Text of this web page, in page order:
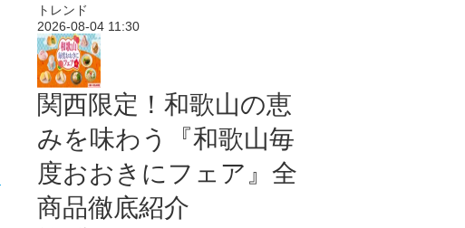
トレンド
2026-08-04 11:30
関西限定！和歌山の恵
みを味わう『和歌山毎
度おおきにフェア』全
商品徹底紹介